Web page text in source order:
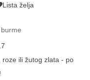
Lista želja
ili žutog zlata - po